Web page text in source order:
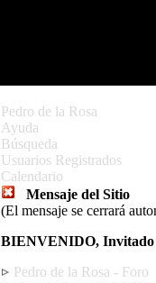
Pedro de la Rosa
Ayuda
Búsqueda
Usuarios Registrados
Calendario
Mensaje del Sitio
(El mensaje se cerrará
BIENVENIDO, Invitado
Pedro de la Rosa - Foro